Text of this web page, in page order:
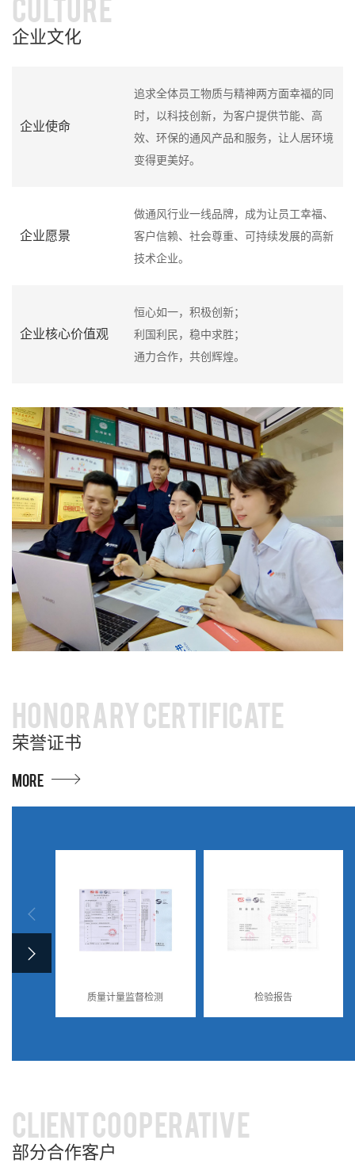
企业文化
企业使命
追求全体员工物质与精神两方面幸福的同
时，以科技创新，为客户提供节能、高
效、环保的通风产品和服务，让人居环境
变得更美好。
企业愿景
做通风行业一线品牌，成为让员工幸福、
客户信赖、社会尊重、可持续发展的高新
技术企业。
企业核心价值观
恒心如一，积极创新；
利国利民，稳中求胜；
通力合作，共创辉煌。
HONORARY CERTIFICATE
荣誉证书
MORE
质量计量监督检测 检验报告
CLIENT COOPERATIVE
部分合作客户